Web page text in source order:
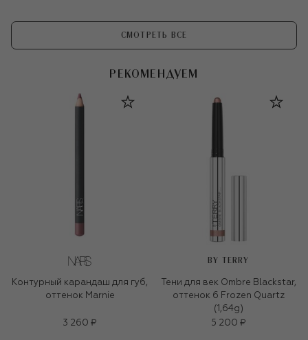
СМОТРЕТЬ ВСЕ
РЕКОМЕНДУЕМ
Контурный карандаш для губ,
оттенок Marnie
3 260 ₽
BY TERRY
Тени для век Ombre Blackstar,
оттенок 6 Frozen Quartz
(1,64g)
5 200 ₽